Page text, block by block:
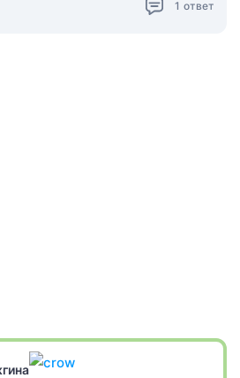
1 ответ